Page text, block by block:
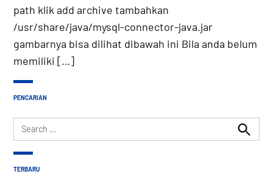
path klik add archive tambahkan
/usr/share/java/mysql-connector-java.jar
gambarnya bisa dilihat dibawah ini Bila anda belum
memiliki […]
PENCARIAN
Search
for:
Search
TERBARU